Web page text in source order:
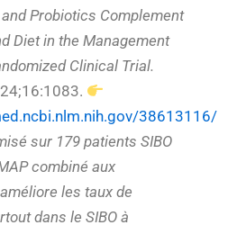
Probiotics Complement
Diet in the Management
Clinical Trial.
38613116/
sur 179 patients SIBO
combiné aux
les taux de
dans le SIBO à